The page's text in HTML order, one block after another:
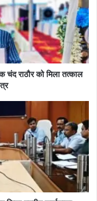
चंद राठौर को मिला तत्काल